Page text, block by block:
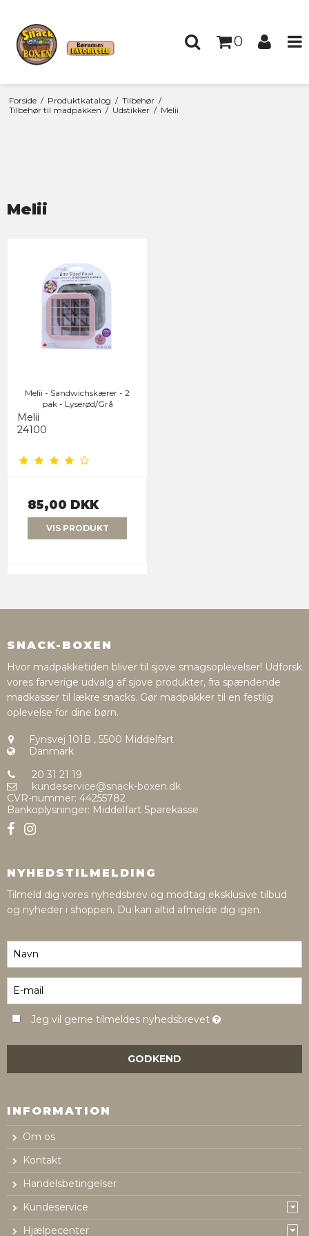
0
Forside / Produktkatalog / Tilbehør /
Tilbehør til madpakken / Udstikker / Melii
Melii
Melii - Sandwichskærer - 2
pak - Lyserød/Grå
Melii
24100
85,00 DKK
VIS PRODUKT
SNACK-BOXEN
Hvor madpakketiden bliver til sjove smagsoplevelser! Udforsk
vores farverige udvalg af sjove produkter, fra spændende
madkasser til lækre snacks. Gør madpakker til en festlig
oplevelse for dine børn.
Fynsvej 101B , 5500 Middelfart
Danmark
20 31 21 19
kundeservice@snack-boxen.dk
CVR-nummer: 44255782
Bankoplysninger: Middelfart Sparekasse
NYHEDSTILMELDING
Tilmeld dig vores nyhedsbrev og modtag eksklusive tilbud
og nyheder i shoppen. Du kan altid afmelde dig igen.
Jeg vil gerne tilmeldes nyhedsbrevet
GODKEND
INFORMATION
Om os
Kontakt
Handelsbetingelser
Kundeservice
Hjælpecenter